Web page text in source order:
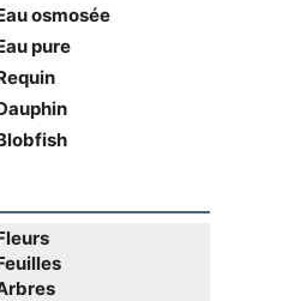
osmosée
pure